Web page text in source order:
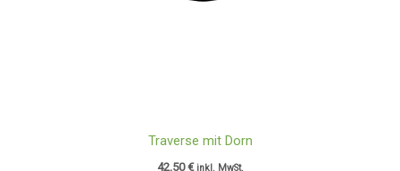
Traverse mit Dorn
42,50€ inkl. MwSt.